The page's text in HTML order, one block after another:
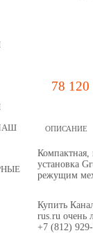
78 120
ОПИСАНИЕ
Компактная,
установка
режущим
Купить
rus.ru очень
+7 (812)